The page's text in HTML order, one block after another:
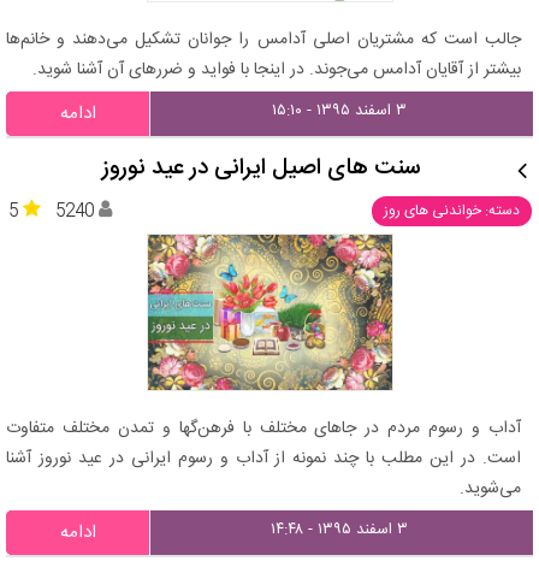
جالب است كه مشتریان اصلی آدامس را جوانان تشكیل می‌دهند و خانم‌ها
بیشتر از آقایان آدامس می‌جوند‌‌. در اینجا با فواید و ضررهای آن آشنا شوید.
۳ اسفند ۱۳۹۵ - ۱۵:۱۰ ادامه
سنت‌ های اصیل ایرانی در عید نوروز
دسته: خواندنی های روز 5 5240
آداب و رسوم مردم در جاهای مختلف با فرهن‌گها و تمدن مختلف متفاوت
است. در این مطلب با چند نمونه از آداب و رسوم ایرانی در عید نوروز آشنا
می‌شوید.
۳ اسفند ۱۳۹۵ - ۱۴:۴۸ ادامه